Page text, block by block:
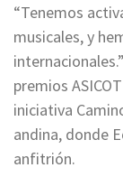
“Tenemos
musicales, y
premios
iniciativa
andina, donde
anfitrión.